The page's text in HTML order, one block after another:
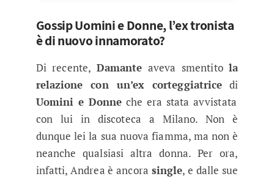
Gossip Uomini e Donne, l’ex tronista
è di nuovo innamorato?
Di recente, Damante aveva smentitola
relazione con un’ex corteggiatrice di
Uomini e Donne che era stata avvistata
con lui in discoteca a Milano. Non è
dunque lei la sua nuova fiamma, ma non è
neanche qualsiasi altra donna. Per ora,
infatti, Andrea è ancora single, e dalle sue